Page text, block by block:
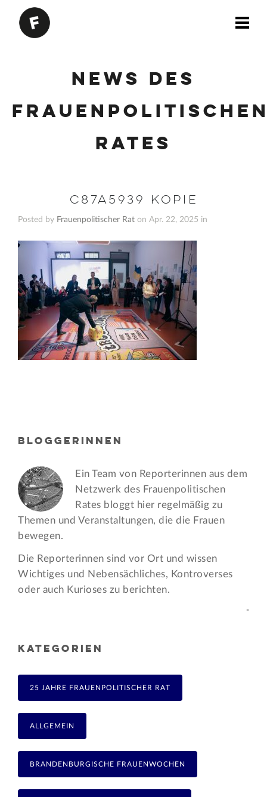
News des
Rates
C87A5939 Kopie
Posted by Frauenpolitischer Rat on Apr. 22, 2025 in
BLOGGERINNEN
Ein Team von Reporterinnen aus dem
Netzwerk des Frauen­politischen
Rates bloggt hier regelmäßig zu
Themen und Veran­staltungen, die die Frauen
bewegen.
Die Reporterinnen sind vor Ort und wissen
Wichtiges und Nebensächliches, Kontroverses
oder auch Kurioses zu berichten.
-
KATEGORIEN
25 JAHRE FRAUENPOLITISCHER RAT
ALLGEMEIN
BRANDENBURGISCHE FRAUENWOCHEN